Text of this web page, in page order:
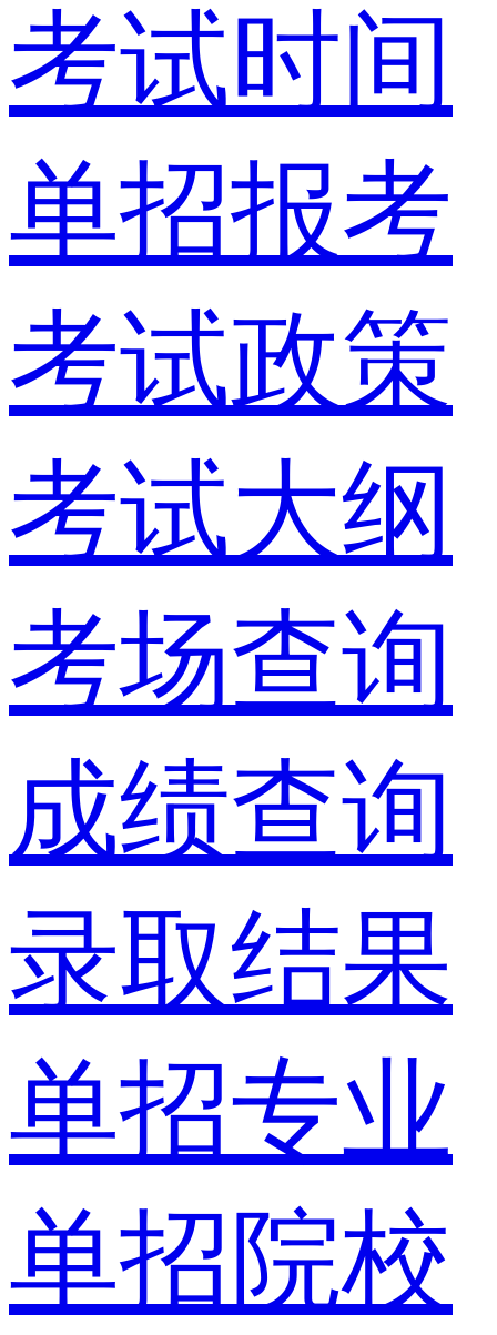
考试时间
单招报考
考试政策
考试大纲
考场查询
成绩查询
录取结果
单招专业
单招院校